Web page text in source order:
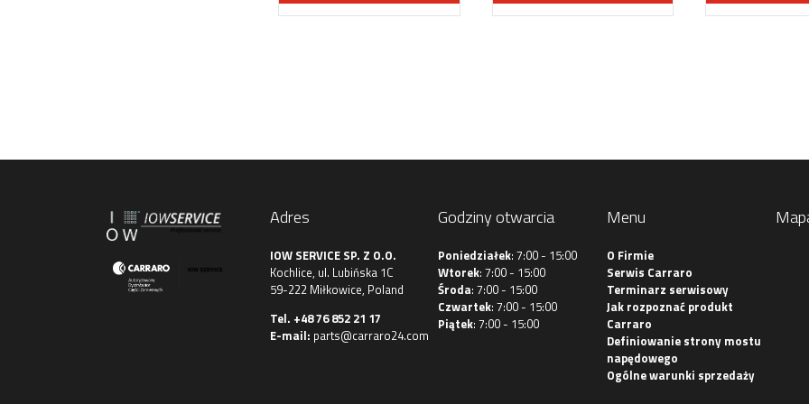
Adres
IOW SERVICE SP. Z O.O.
Kochlice, ul. Lubińska 1C
59-222 Miłkowice, Poland
Tel. +48 76 852 21 17
E-mail: parts@carraro24.com
Godziny otwarcia
Poniedziałek: 7:00 - 15:00
Wtorek: 7:00 - 15:00
Środa: 7:00 - 15:00
Czwartek: 7:00 - 15:00
Piątek: 7:00 - 15:00
Menu
O Firmie
Serwis Carraro
Terminarz serwisowy
Jak rozpoznać produkt
Carraro
Definiowanie strony mostu
napędowego
Ogólne warunki sprzedaży